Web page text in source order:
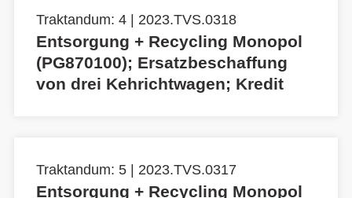
Traktandum: 4 | 2023.TVS.0318
Entsorgung + Recycling Monopol
(PG870100); Ersatzbeschaffung
von drei Kehrichtwagen; Kredit
Traktandum: 5 | 2023.TVS.0317
Entsorgung + Recycling Monopol